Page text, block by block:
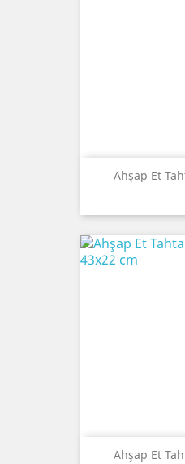
Ahşap Et
Ahşap Et